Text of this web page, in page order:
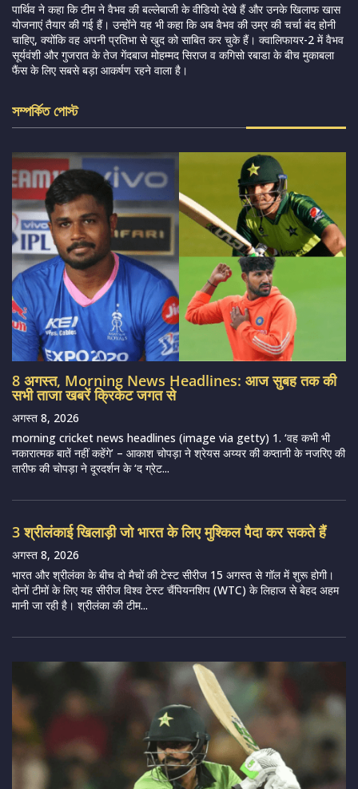
पार्थिव ने कहा कि टीम ने वैभव की बल्लेबाजी के वीडियो देखे हैं और उनके खिलाफ खास
योजनाएं तैयार की गई हैं। उन्होंने यह भी कहा कि अब वैभव की उम्र की चर्चा बंद होनी
चाहिए, क्योंकि वह अपनी प्रतिभा से खुद को साबित कर चुके हैं। क्वालिफायर-2 में वैभव
सूर्यवंशी और गुजरात के तेज गेंदबाज मोहम्मद सिराज व कगिसो रबाडा के बीच मुकाबला
फैंस के लिए सबसे बड़ा आकर्षण रहने वाला है।
সম্পর্কিত পোস্ট
8 अगस्त, Morning News Headlines: आज सुबह तक की
सभी ताजा खबरें क्रिकेट जगत से
अगस्त 8, 2026
morning cricket news headlines (image via getty) 1. ‘वह कभी भी
नकारात्मक बातें नहीं कहेंगे’ – आकाश चोपड़ा ने श्रेयस अय्यर की कप्तानी के नजरिए की
तारीफ की चोपड़ा ने दूरदर्शन के ‘द ग्रेट...
3 श्रीलंकाई खिलाड़ी जो भारत के लिए मुश्किल पैदा कर सकते हैं
अगस्त 8, 2026
भारत और श्रीलंका के बीच दो मैचों की टेस्ट सीरीज 15 अगस्त से गॉल में शुरू होगी।
दोनों टीमों के लिए यह सीरीज विश्व टेस्ट चैंपियनशिप (WTC) के लिहाज से बेहद अहम
मानी जा रही है। श्रीलंका की टीम...